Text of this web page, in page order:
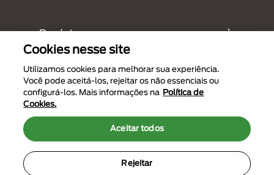
Produto
Comprometido com o planeta
Legal
Cookies nesse site
Utilizamos cookies para melhorar sua experiência.
Você pode aceitá-los, rejeitar os não essenciais ou
configurá-los. Mais informações na
Política de
Cookies.
Rejeitar
Aceitar todos